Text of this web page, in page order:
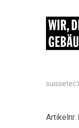
suissetec
Artikelnr.